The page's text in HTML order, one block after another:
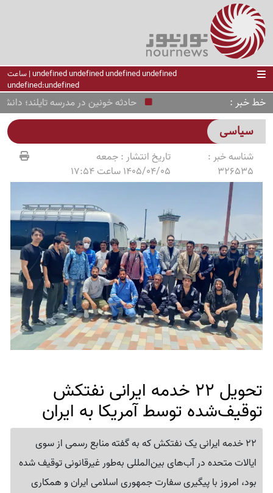
undefined undefined undefined undefined | ساعت
undefined:undefined
خط خبر حادثه خونین در مدرسه تایلند؛
سیاسی
شناسه خبر :
326535
تاریخ انتشار :جمعه
1405/04/05 ساعت 17:54
تحویل 22 خدمه ایرانی نفتکش
توقیف‌شده توسط آمریکا به ایران
22 خدمه ایرانی یک نفتکش که به گفته منابع رسمی از سوی
ایالات متحده در آب‌های بین‌المللی به‌طور غیرقانونی توقیف شده
بود، امروز با پیگیری سفارت جمهوری اسلامی ایران و همکاری